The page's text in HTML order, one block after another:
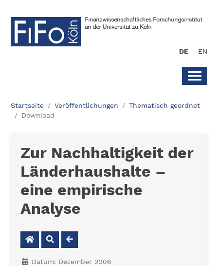
DE EN
Startseite Veröffentlichungen
Thematisch geordnet
Download
Zur Nachhaltigkeit der
Länderhaushalte –
eine empirische
Analyse
Datum: Dezember 2006